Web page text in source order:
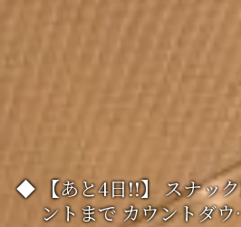
【あと4日!!】 スナッ
ントまで カウントダ